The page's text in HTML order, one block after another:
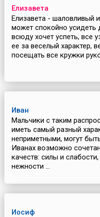
Елизавета
Елизавета - шаловливый
может спокойно
всюду хочет успеть, все
ее за веселый характер,
посещать все кружки
Иван
Мальчики с таким
иметь самый разный
неприметными, могут
Иванах возможно
качеств: силы и
нежности ...
Иосиф